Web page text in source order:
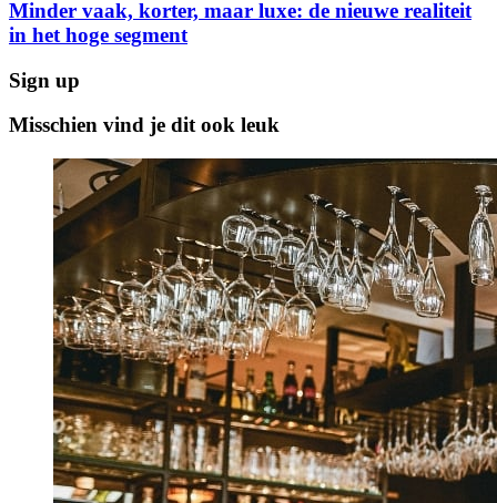
Minder vaak, korter, maar luxe: de nieuwe realiteit
in het hoge segment
Sign up
Misschien vind je dit ook leuk